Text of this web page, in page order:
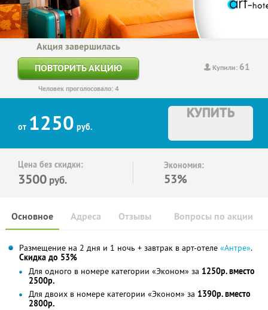
Купили: 61
Акция завершилась
ПОВТОРИТЬ АКЦИЮ
Человек проголосовало: 4
от 1250 руб.
КУПИТЬ
Цена без скидки:
3500 руб.
Экономия:
53%
Основное Отзывы Вопросы по акции
Адреса
Размещение на 2 дня и 1 ночь + завтрак в арт-отеле «Антре».
Скидка до 53%
Для одного в номере категории «Эконом» за 1250р. вместо
2500р.
Для двоих в номере категории «Эконом» за 1390р. вместо
2800р.